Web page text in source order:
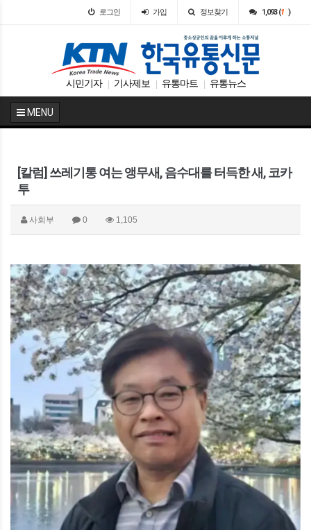
로그인 가입 정보찾기 1,093 (1 )
시민기자 기사제보 유통마트 유통뉴스
MENU
[칼럼] 쓰레기통 여는 앵무새, 음수대를 터득한 새, 코카
투
사회부 0 1,105